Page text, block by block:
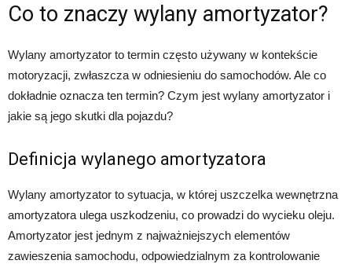
Co to znaczy wylany amortyzator?
Wylany amortyzator to termin często używany w kontekście
motoryzacji, zwłaszcza w odniesieniu do samochodów. Ale co
dokładnie oznacza ten termin? Czym jest wylany amortyzator i
jakie są jego skutki dla pojazdu?
Definicja wylanego amortyzatora
Wylany amortyzator to sytuacja, w której uszczelka wewnętrzna
amortyzatora ulega uszkodzeniu, co prowadzi do wycieku oleju.
Amortyzator jest jednym z najważniejszych elementów
zawieszenia samochodu, odpowiedzialnym za kontrolowanie